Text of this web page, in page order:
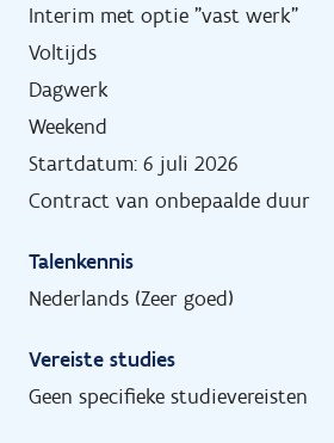
Interim met optie "vast werk"
Voltijds
Dagwerk
Weekend
Startdatum: 6 juli 2026
Contract van onbepaalde duur
Talenkennis
Nederlands (Zeer goed)
Vereiste studies
Geen specifieke studievereisten